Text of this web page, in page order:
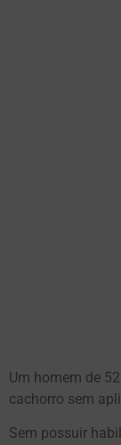
Um homem de
cachorro sem
Sem possuir